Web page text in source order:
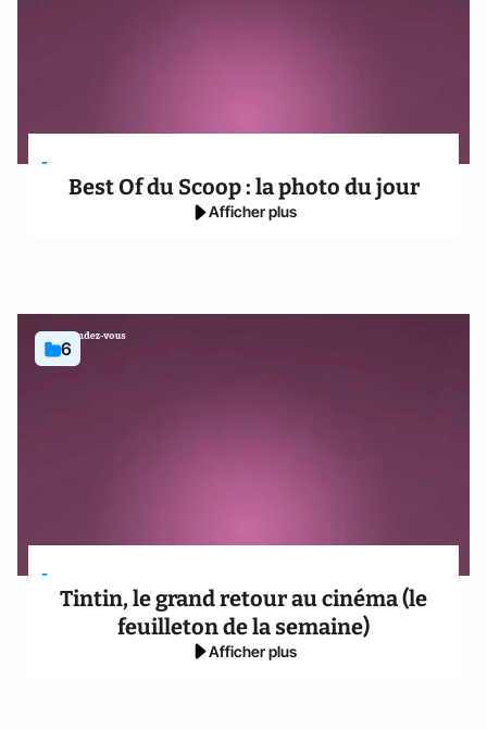
-
Best Of du Scoop : la photo du jour
Afficher plus
6
-
Tintin, le grand retour au cinéma (le
feuilleton de la semaine)
Afficher plus